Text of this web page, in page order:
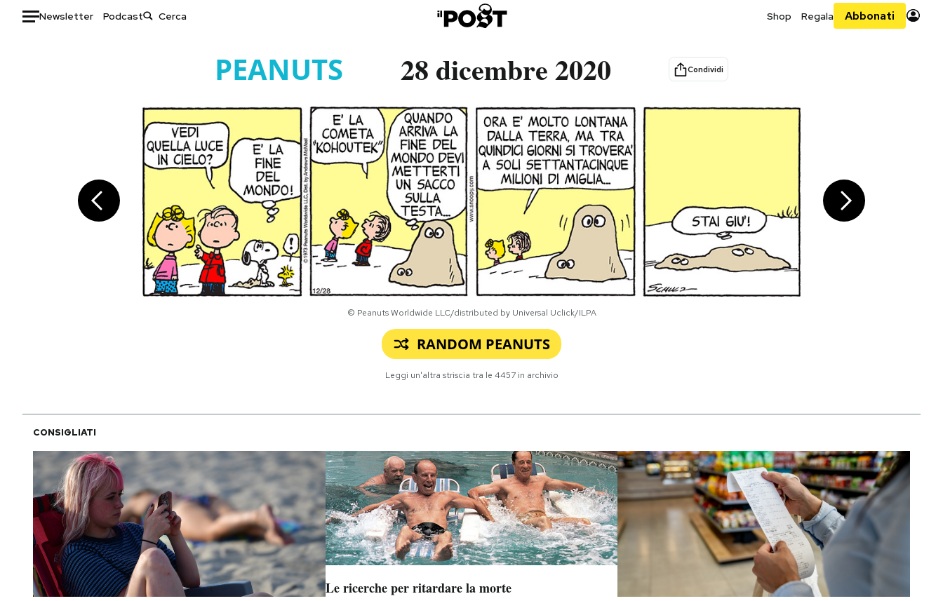
Newsletter Podcast Shop Regala Abbonati
Tecnologia
Internet
Scienza
Libri
Consumismi
Storie/Idee
Media
Europa
Altrecose
Mondiali calcio 2026
I MIEI PREFERITI
SHOP
CALENDARIO
AREA PERSONALE
PEANUTS 28 dicembre 2020 Condividi
© Peanuts Worldwide LLC/distributed by Universal Uclick/ILPA
RANDOM PEANUTS
Leggi un'altra striscia tra le 4457in archivio
CONSIGLIATI
Le ricerche per ritardare la morte